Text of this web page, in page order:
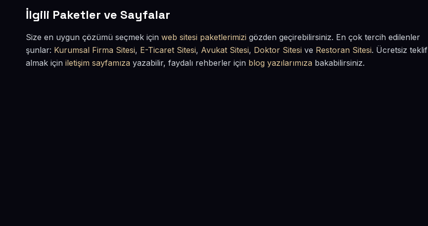
İlgili Paketler ve Sayfalar
Size en uygun çözümü seçmek için web sitesi paketlerimizi gözden geçirebilirsiniz. En çok tercih edilenler
şunlar: Kurumsal Firma Sitesi, E-Ticaret Sitesi, Avukat Sitesi, Doktor Sitesi ve Restoran Sitesi. Ücretsiz teklif
almak için iletişim sayfamıza yazabilir, faydalı rehberler için blog yazılarımıza bakabilirsiniz.